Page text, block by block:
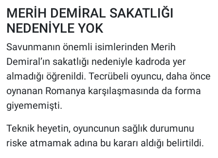
MERİH DEMİRAL SAKATLIĞI
NEDENİYLE YOK
Savunmanın önemli isimlerinden Merih
Demiral’ın sakatlığı nedeniyle kadroda yer
almadığı öğrenildi. Tecrübeli oyuncu, daha önce
oynanan Romanya karşılaşmasında da forma
giyememişti.
Teknik heyetin, oyuncunun sağlık durumunu
riske atmamak adına bu kararı aldığı belirtildi.